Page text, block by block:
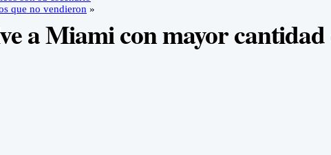
que no vendieron »
a Miami con mayor cantidad